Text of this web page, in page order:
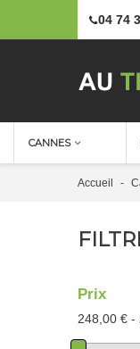
04 74
CANNES
Accueil -
Prix
248,00 € -